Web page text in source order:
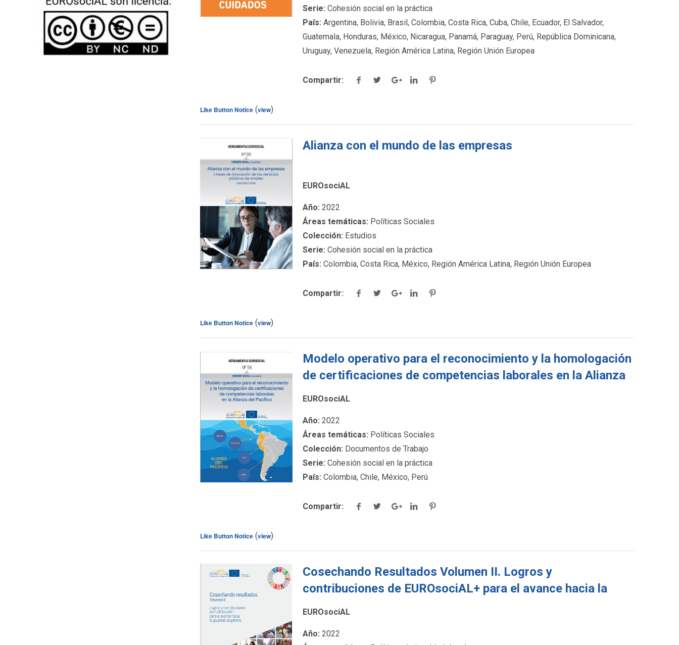
Serie: Cohesión social en la práctica
País: Argentina, Bolivia, Brasil, Colombia, Costa Rica, Cuba, Chile, Ecuador, El Salvador,
Guatemala, Honduras, México, Nicaragua, Panamá, Paraguay, Perú, República Dominicana,
Uruguay, Venezuela, Región América Latina, Región Unión Europea
Compartir:
Like Button Notice(view)
Click para ver más
detalles.
Alianza con el mundo de las empresas
EUROsociAL
Año: 2022
Áreas temáticas: Políticas Sociales
Colección: Estudios
Serie: Cohesión social en la práctica
País: Colombia, Costa Rica, México, Región América Latina, Región Unión Europea
Compartir:
Like Button Notice(view)
Click para ver más
detalles.
Modelo operativo para el reconocimiento y la homologación
de certificaciones de competencias laborales en la Alianza
del Pacífico
EUROsociAL
Año: 2022
Áreas temáticas: Políticas Sociales
Colección: Documentos de Trabajo
Serie: Cohesión social en la práctica
País: Colombia, Chile, México, Perú
Compartir:
Like Button Notice(view)
Click para ver más
detalles.
Cosechando Resultados Volumen II. Logros y
contribuciones de EUROsociAL+ para el avance hacia la
igualdad de género
EUROsociAL
Año: 2022